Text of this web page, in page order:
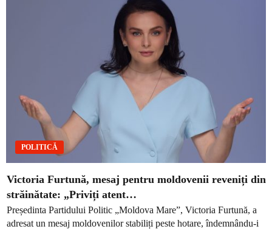
POLITICĂ
Victoria Furtună, mesaj pentru moldovenii reveniți din
străinătate: „Priviți atent…
Președinta Partidului Politic „Moldova Mare”, Victoria Furtună, a
adresat un mesaj moldovenilor stabiliți peste hotare, îndemnându-i